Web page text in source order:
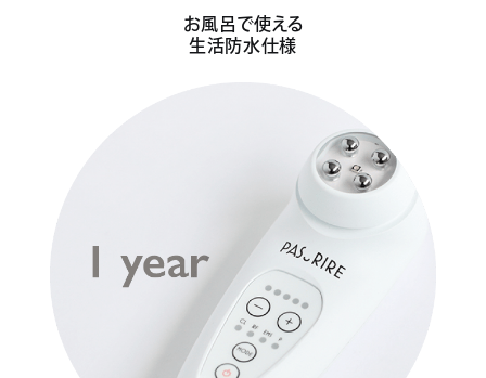
お風呂で使える
生活防水仕様